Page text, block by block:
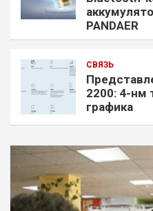
PANDAER
СВЯЗЬ
2200: 4-нм
графика